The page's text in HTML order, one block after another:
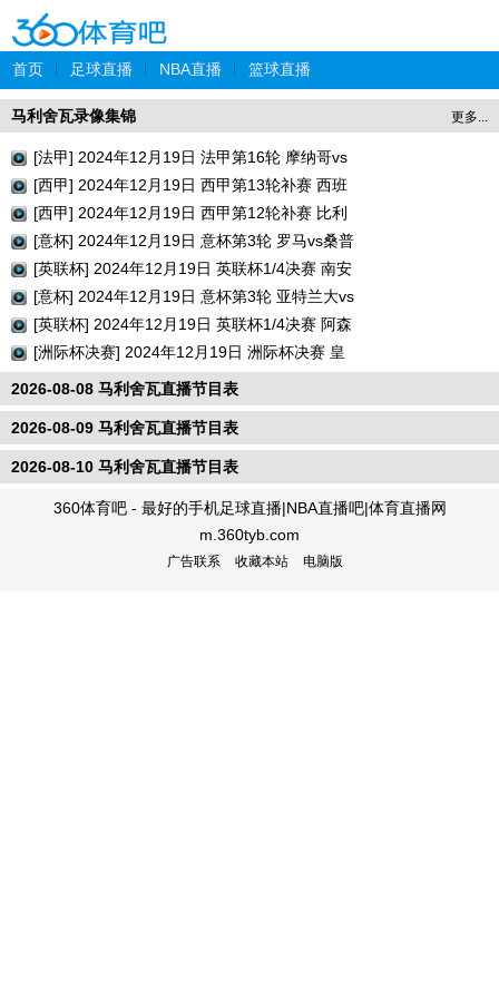
首页 足球直播 NBA直播 篮球直播
更多...
马利舍瓦录像集锦
[法甲] 2024年12月19日 法甲第16轮 摩纳哥vs
巴黎圣日耳曼 全场录像回放
[西甲] 2024年12月19日 西甲第13轮补赛 西班
牙人vs瓦伦西亚 全场录像回放
[西甲] 2024年12月19日 西甲第12轮补赛 比利
亚雷亚尔vs巴列卡诺 全场录像回放
[意杯] 2024年12月19日 意杯第3轮 罗马vs桑普
多利亚 全场录像回放
[英联杯] 2024年12月19日 英联杯1/4决赛 南安
普顿vs利物浦 全场录像回放
[意杯] 2024年12月19日 意杯第3轮 亚特兰大vs
切塞纳 全场录像回放
[英联杯] 2024年12月19日 英联杯1/4决赛 阿森
纳vs水晶宫 全场录像回放
[洲际杯决赛] 2024年12月19日 洲际杯决赛 皇
家马德里vs帕丘卡 全场录像回放
2026-08-08 马利舍瓦直播节目表
2026-08-09 马利舍瓦直播节目表
2026-08-10 马利舍瓦直播节目表
360体育吧 - 最好的手机足球直播|NBA直播吧|体育直播网
m.360tyb.com
广告联系 收藏本站 电脑版